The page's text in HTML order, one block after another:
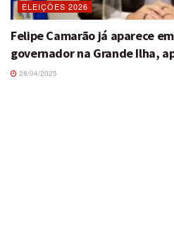
ELEIÇÕES 2026
Felipe Camarão já aparece
governador na Grande Ilha,
28/04/2025